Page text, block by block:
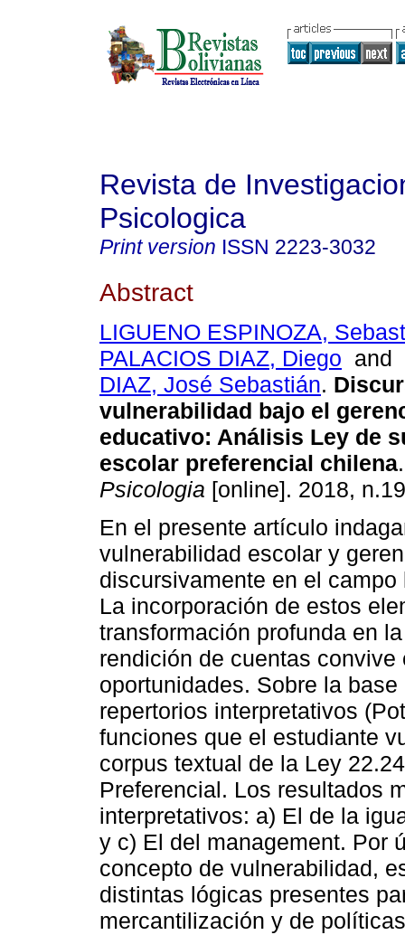
Revista de
Psicologica
Print version ISSN 2223-3032
Abstract
LIGUENO ESPINOZA,
PALACIOS DIAZ, Diego and
DIAZ, José Sebastián.
vulnerabilidad bajo el
educativo: Análisis Ley de
escolar preferencial chilena.
Psicologia [online]. 2018,
En el presente artículo
vulnerabilidad escolar y
discursivamente en el
La incorporación de estos
transformación profunda en
rendición de cuentas
oportunidades. Sobre la
repertorios interpretativos
funciones que el estudiante
corpus textual de la Ley
Preferencial. Los resultados
interpretativos: a) El de la
y c) El del management. Por
concepto de vulnerabilidad,
distintas lógicas presentes
mercantilización y de